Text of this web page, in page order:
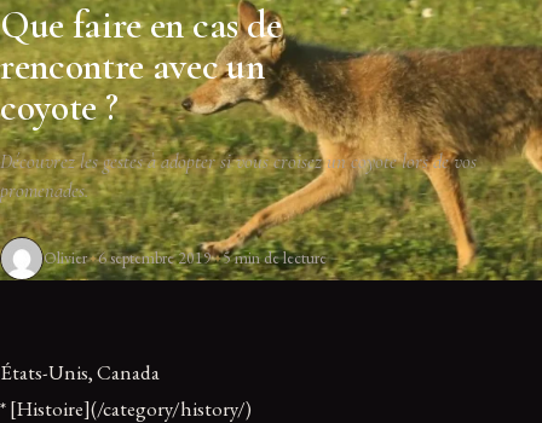
Que faire en cas de
rencontre avec un
coyote ?
Découvrez les gestes à adopter si vous croisez un coyote lors de vos
promenades.
Olivier 6 septembre 2019 5 min de lecture
États-Unis, Canada
* [Histoire](/category/history/)